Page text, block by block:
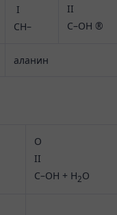
I
CH–
II
C–OH ®
аланин
O
II
C–OH + H2O